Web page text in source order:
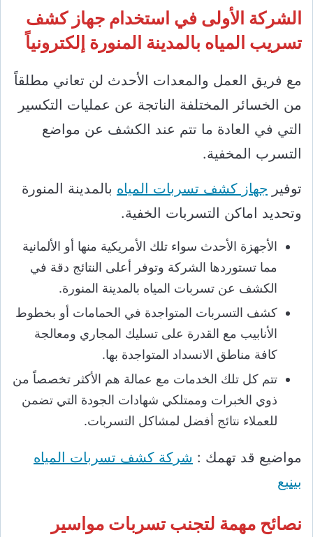
الشركة الأولى في استخدام جهاز كشف
تسريب المياه بالمدينة المنورة إلكترونياً
مع فريق العمل والمعدات الأحدث لن تعاني مطلقاً
من الخسائر المختلفة الناتجة عن عمليات التكسير
التي في العادة ما تتم عند الكشف عن مواضع
التسرب المخفية.
توفير جهاز كشف تسربات المياه بالمدينة المنورة
وتحديد اماكن التسربات الخفية.
الأجهزة الأحدث سواء تلك الأمريكية منها أو الألمانية
مما تستوردها الشركة وتوفر أعلى النتائج دقة في
الكشف عن تسربات المياه بالمدينة المنورة.
كشف التسربات المتواجدة في الحمامات أو بخطوط
الأنابيب مع القدرة على تسليك المجاري ومعالجة
كافة مناطق الانسداد المتواجدة بها.
تتم كل تلك الخدمات مع عمالة هم الأكثر تخصصاً من
ذوي الخبرات وممتلكي شهادات الجودة التي تضمن
للعملاء نتائج أفضل لمشاكل التسربات.
مواضيع قد تهمك : شركة كشف تسربات المياه
بينبع
نصائح مهمة لتجنب تسربات مواسير